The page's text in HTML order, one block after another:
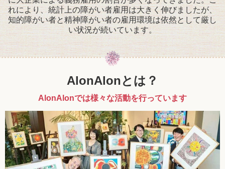
れにより、統計上の障がい者雇用は大きく伸びましたが、
知的障がい者と精神障がい者の雇用環境は依然として厳し
い状況が続いています。
AlonAlonとは？
AlonAlonでは様々な活動を行っています